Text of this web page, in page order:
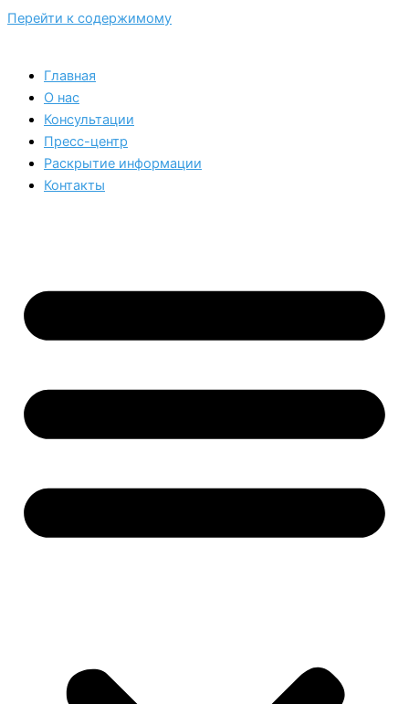
Перейти к содержимому
Главная
О нас
Консультации
Пресс-центр
Раскрытие информации
Контакты